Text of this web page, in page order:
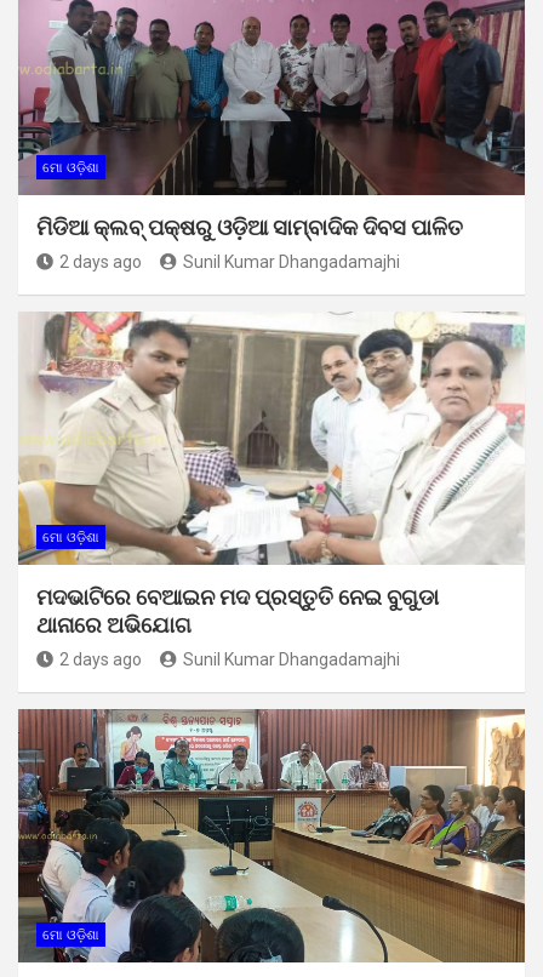
ମୋ ଓଡ଼ିଶା
ମିଡିଆ କ୍ଲବ୍ ପକ୍ଷରୁ ଓଡ଼ିଆ ସାମ୍ବାଦିକ ଦିବସ ପାଳିତ
2 days ago Sunil Kumar Dhangadamajhi
ମୋ ଓଡ଼ିଶା
ମଦଭାଟିରେ ବେଆଇନ ମଦ ପ୍ରସ୍ତୁତି ନେଇ ବୁଗୁଡା
ଥାନାରେ ଅଭିଯୋଗ
2 days ago Sunil Kumar Dhangadamajhi
ମୋ ଓଡ଼ିଶା